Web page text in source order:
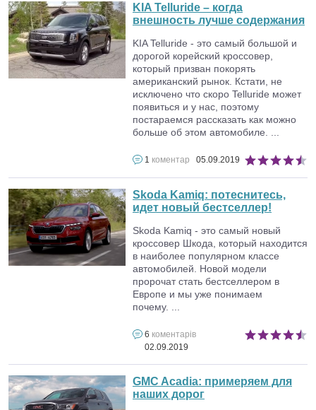
KIA Telluride – когда
внешность лучше содержания
KIA Telluride - это самый большой и
дорогой корейский кроссовер,
который призван покорять
американский рынок. Кстати, не
исключено что скоро Telluride может
появиться и у нас, поэтому
постараемся рассказать как можно
больше об этом автомобиле. ...
1 коментар 05.09.2019
Skoda Kamiq: потеснитесь,
идет новый бестселлер!
Skoda Kamiq - это самый новый
кроcсовер Шкода, который находится
в наиболее популярном классе
автомобилей. Новой модели
пророчат стать бестселлером в
Европе и мы уже понимаем
почему. ...
6 коментарів
02.09.2019
GMC Acadia: примеряем для
наших дорог